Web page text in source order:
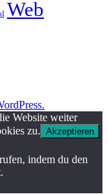
Web
Website weiter
zu. Akzeptieren
indem du den